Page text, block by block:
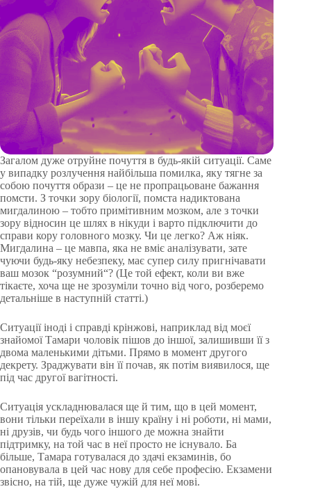
Загалом дуже отруйне почуття в будь-якій ситуації. Саме
у випадку розлучення найбільша помилка, яку тягне за
собою почуття образи – це не пропрацьоване бажання
помсти. З точки зору біології, помста надиктована
мигдалиною – тобто примітивним мозком, але з точки
зору відносин це шлях в нікуди і варто підключити до
справи кору головного мозку. Чи це легко? Аж ніяк.
Мигдалина – це мавпа, яка не вміє аналізувати, зате
чуючи будь-яку небезпеку, має супер силу пригнічавати
ваш мозок “розумний“? (Це той ефект, коли ви вже
тікаєте, хоча ще не зрозуміли точно від чого, розберемо
детальніше в наступній статті.)
Ситуації іноді і справді крінжові, наприклад від моєї
знайомої Тамари чоловік пішов до іншої, залишивши її з
двома маленькими дітьми. Прямо в момент другого
декрету. Зраджувати він її почав, як потім виявилося, ще
під час другої вагітності.
Ситуація ускладнювалася ще й тим, що в цей момент,
вони тільки переїхали в іншу країну і ні роботи, ні мами,
ні друзів, чи будь чого іншого де можна знайти
підтримку, на той час в неї просто не існувало. Ба
більше, Тамара готувалася до здачі екзаминів, бо
опановувала в цей час нову для себе професію. Екзамени
звісно, на тій, ще дуже чужій для неї мові.